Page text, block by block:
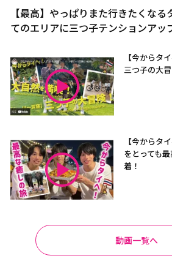
【最高】やっぱりまた行きたくな
てのエリアに三つ子テンションアッ
【今からタ
三つ子の大
【今からタ
をとっても
着！
動画一覧へ